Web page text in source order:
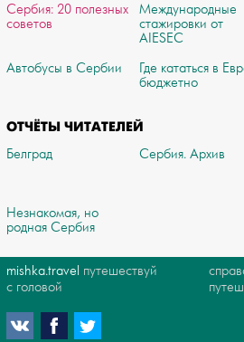
Сербия: 20 полезных
советов
Международные
стажировки от
AIESEC
Автобусы в Сербии
Где кататься в
бюджетно
ОТЧЁТЫ ЧИТАТЕЛЕЙ
Белград Сербия. Архив
Незнакомая, но
родная Сербия
mishka.travel путешествуй
с головой